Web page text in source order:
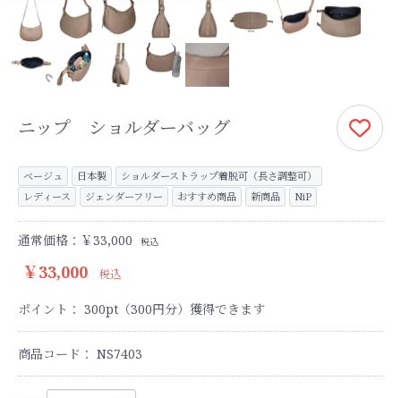
ニップ ショルダーバッグ
ベージュ 日本製
ショルダーストラップ着脱可（長さ調整可）
レディース
ジェンダーフリー おすすめ商品 新商品 NiP
通常価格：￥33,000 税込
￥33,000 税込
ポイント： 300pt（300円分）獲得できます
商品コード： NS7403